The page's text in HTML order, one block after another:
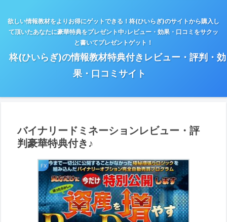
欲しい情報教材をよりお得にゲットできる！柊(ひいらぎ)のサイトから購入し
て頂いたあなたに豪華特典をプレゼント中♪レビュー・効果・口コミをサクッ
と書いてプレゼントゲット！
柊(ひいらぎ)の情報教材特典付きレビュー・評判・効
果・口コミサイト
バイナリードミネーションレビュー・評
判豪華特典付き♪
FX